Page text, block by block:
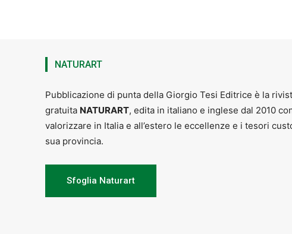
NATURART
Pubblicazione di punta della Giorgio Tesi Editrice è la
gratuita NATURART, edita in italiano e inglese dal 2010
valorizzare in Italia e all’estero le eccellenze e i tesori
sua provincia.
Sfoglia Naturart